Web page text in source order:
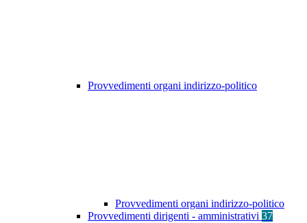
Provvedimenti organi indirizzo-politico
Provvedimenti organi indirizzo-politico
Provvedimenti dirigenti - amministrativi 37